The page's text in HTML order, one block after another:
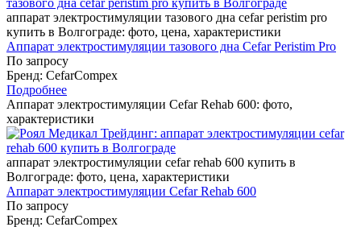
аппарат электростимуляции тазового дна cefar peristim pro
купить в Волгограде: фото, цена, характеристики
Аппарат электростимуляции тазового дна Cefar Peristim Pro
По запросу
Бренд: CefarCompex
Подробнее
Аппарат электростимуляции Cefar Rehab 600: фото,
характеристики
аппарат электростимуляции cefar rehab 600 купить в
Волгограде: фото, цена, характеристики
Аппарат электростимуляции Cefar Rehab 600
По запросу
Бренд: CefarCompex